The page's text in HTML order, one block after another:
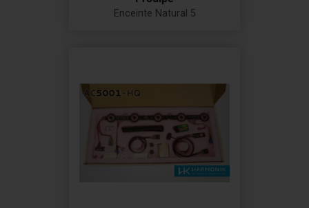
Enceinte Natural 5